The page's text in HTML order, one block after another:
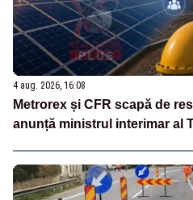
4 aug. 2026, 16:08
Metrorex și CFR scapă de
anunță ministrul interimar al